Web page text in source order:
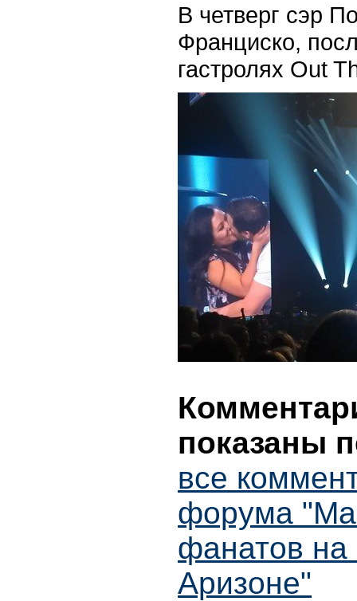
В четверг сэр
Франциско,
гастролях Out
показаны
все
форума
фанатов на
Аризоне"